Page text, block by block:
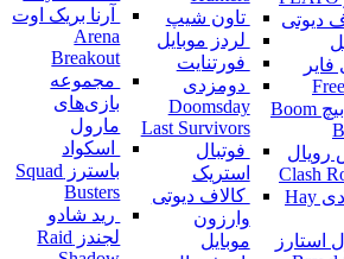
دیوتی
بوم بیچ Boom
رویال
Clash
هی دی Hay
استارز
تاون شیپ
لردز موبایل
فورتنایت
دومزدی
Doomsday
Last Survivors
فوتبال
استریک
کالاف دیوتی
وارزون
موبایل
آرنا بریک اوت
Arena
Breakout
مجموعه
بازی‌های
مارول
اسکواد
باسترز Squad
Busters
رید شادو
لجندز Raid